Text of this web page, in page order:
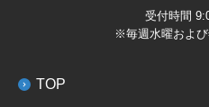
受付時間
※毎週水曜および
TOP